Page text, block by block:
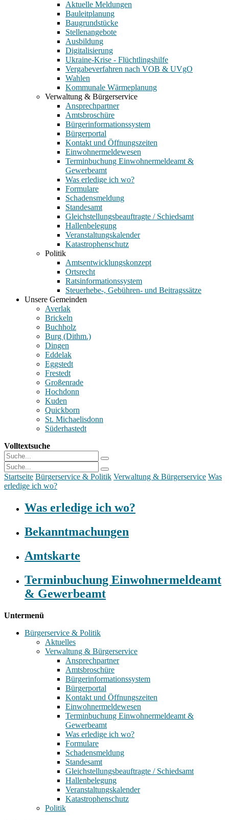
Aktuelle Meldungen
Bauleitplanung
Baugrundstücke
Stellenangebote
Ausbildung
Digitalisierung
Ukraine-Krise - Flüchtlingshilfe
Vergabeverfahren nach VOB & UVgO
Wahlen
Kommunale Wärmeplanung
Verwaltung & Bürgerservice
Ansprechpartner
Amtsbroschüre
Bürgerinformationssystem
Bürgerportal
Kontakt und Öffnungszeiten
Einwohnermeldewesen
Terminbuchung Einwohnermeldeamt &
Gewerbeamt
Was erledige ich wo?
Formulare
Schadensmeldung
Standesamt
Gleichstellungsbeauftragte / Schiedsamt
Hallenbelegung
Veranstaltungskalender
Katastrophenschutz
Politik
Amtsentwicklungskonzept
Ortsrecht
Ratsinformationssystem
Steuerhebe-, Gebühren- und Beitragssätze
Unsere Gemeinden
Averlak
Brickeln
Buchholz
Burg (Dithm.)
Dingen
Eddelak
Eggstedt
Frestedt
Großenrade
Hochdonn
Kuden
Quickborn
St. Michaelisdonn
Süderhastedt
Volltextsuche
Startseite Bürgerservice & Politik Verwaltung & Bürgerservice Was
erledige ich wo?
Was erledige ich wo?
Bekanntmachungen
Amtskarte
Terminbuchung Einwohnermeldeamt
& Gewerbeamt
Untermenü
Bürgerservice & Politik
Aktuelles
Verwaltung & Bürgerservice
Ansprechpartner
Amtsbroschüre
Bürgerinformationssystem
Bürgerportal
Kontakt und Öffnungszeiten
Einwohnermeldewesen
Terminbuchung Einwohnermeldeamt &
Gewerbeamt
Was erledige ich wo?
Formulare
Schadensmeldung
Standesamt
Gleichstellungsbeauftragte / Schiedsamt
Hallenbelegung
Veranstaltungskalender
Katastrophenschutz
Politik